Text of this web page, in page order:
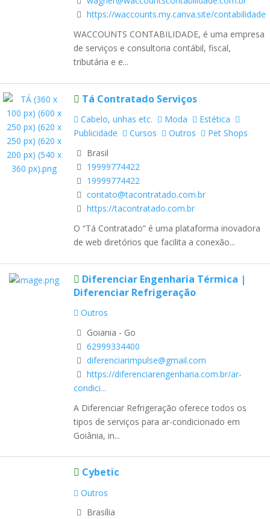
https://waccounts.my.canva.site/contabilidade
WACCOUNTS CONTABILIDADE, é uma empresa
de serviços e consultoria contábil, fiscal,
tributária e e...
Tá Contratado Serviços
Cabelo, unhas etc. Moda
Estética
Publicidade
Cursos Outros
Pet Shops
Brasil
19999774422
19999774422
contato@tacontratado.com.br
https://tacontratado.com.br
O “Tá Contratado” é uma plataforma inovadora
de web diretórios que facilita a conexão...
Diferenciar Engenharia Térmica |
Diferenciar Refrigeração
Outros
Goiania - Go
62999334400
diferenciarimpulse@gmail.com
https://diferenciarengenharia.com.br/ar-
condici...
A Diferenciar Refrigeração oferece todos os
tipos de serviços para ar-condicionado em
Goiânia, in...
Cybetic
Outros
Brasília